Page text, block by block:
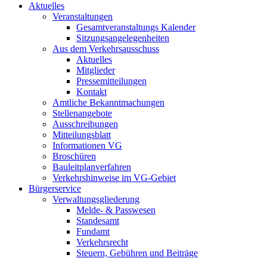
Aktuelles
Veranstaltungen
Gesamtveranstaltungs Kalender
Sitzungsangelegenheiten
Aus dem Verkehrsausschuss
Aktuelles
Mitglieder
Pressemitteilungen
Kontakt
Amtliche Bekanntmachungen
Stellenangebote
Ausschreibungen
Mitteilungsblatt
Informationen VG
Broschüren
Bauleitplanverfahren
Verkehrshinweise im VG-Gebiet
Bürgerservice
Verwaltungsgliederung
Melde- & Passwesen
Standesamt
Fundamt
Verkehrsrecht
Steuern, Gebühren und Beiträge